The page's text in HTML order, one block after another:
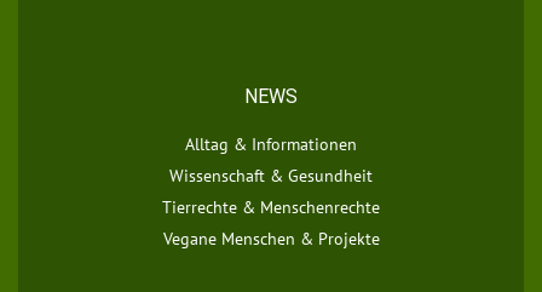
NEWS
Alltag & Informationen
Wissenschaft & Gesundheit
Tierrechte & Menschenrechte
Vegane Menschen & Projekte